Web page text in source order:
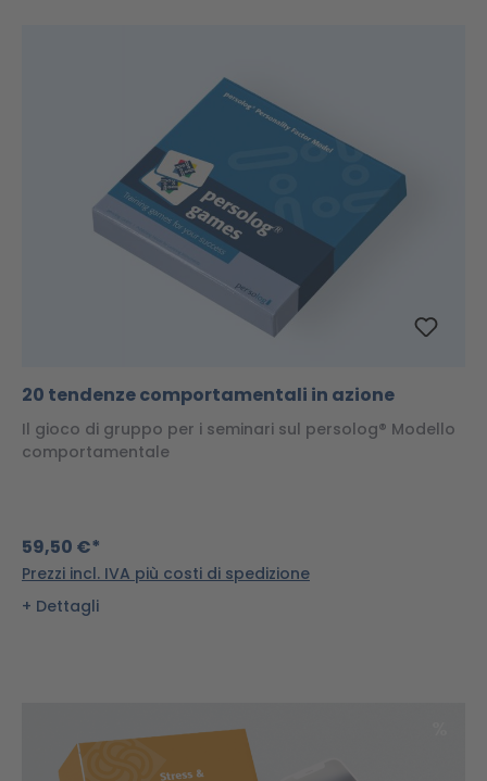
20 tendenze comportamentali in azione
Il gioco di gruppo per i seminari sul persolog® Modello
comportamentale
59,50 €*
Prezzi incl. IVA più costi di spedizione
Dettagli